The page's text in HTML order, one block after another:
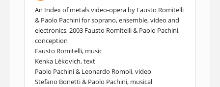
An Index of metals video-opera by Fausto Romitelli
& Paolo Pachini for soprano, ensemble, video and
electronics, 2003 Fausto Romitelli & Paolo Pachini,
conception
Fausto Romitelli, music
Kenka Lèkovich, text
Paolo Pachini & Leonardo Romoli, video
Stefano Bonetti & Paolo Pachini, musical